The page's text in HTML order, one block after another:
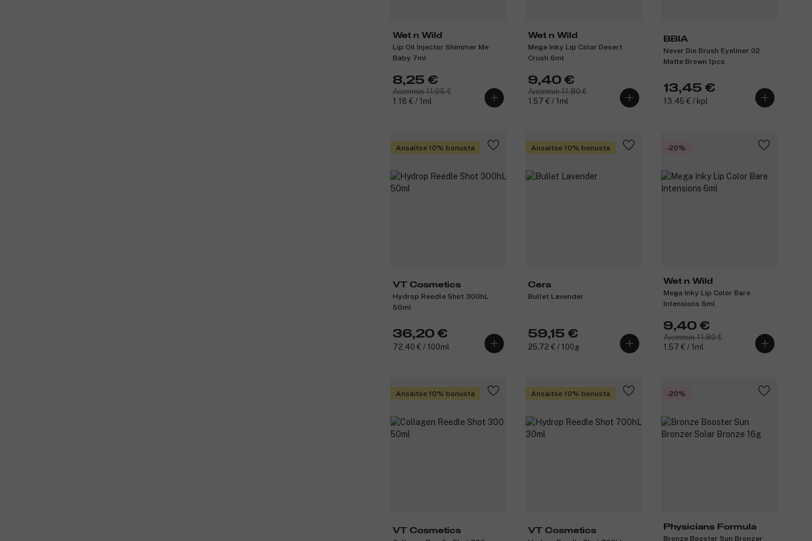
Wet n Wild
Lip Oil Injector Shimmer Me
Baby 7ml
8,25 €
Aiemmin 11,05 €
1,18 € / 1ml
Wet n Wild
Mega Inky Lip Color Desert
Crush 6ml
9,40 €
Aiemmin 11,80 €
1,57 € / 1ml
BBIA
Never Die Brush Eyeliner 02
Matte Brown 1pcs
13,45 €
13,45 € / kpl
Ansaitse 10% bonusta
VT Cosmetics
Hydrop Reedle Shot 300hL
50ml
36,20 €
72,40 € / 100ml
Ansaitse 10% bonusta
Cera
Bullet Lavender
59,15 €
25,72 € / 100g
-20%
Wet n Wild
Mega Inky Lip Color Bare
Intensions 6ml
9,40 €
Aiemmin 11,80 €
1,57 € / 1ml
Ansaitse 10% bonusta
VT Cosmetics
Ansaitse 10% bonusta
VT Cosmetics
-20%
Physicians Formula
Bronze Booster Sun Bronzer